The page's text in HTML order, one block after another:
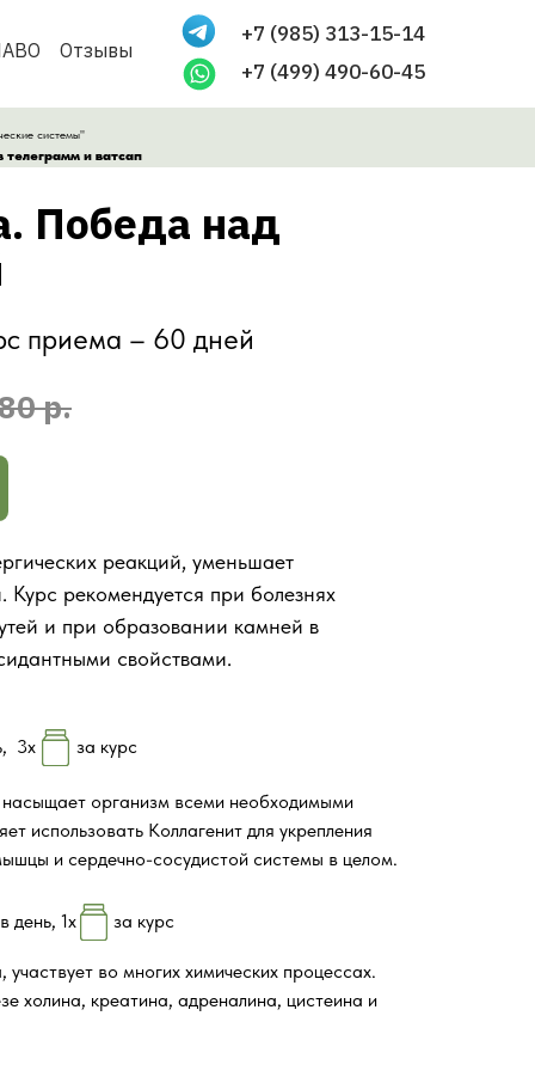
Отзывы
+7 (985) 313-15-14
+7 (499) 490-60-45
и ватсап
системы"
Победа над
приема – 60 дней
реакций, уменьшает
рекомендуется при болезнях
и при образовании камней в
свойствами.
р.
1х за курс
в день,
во многих химических процессах.
холина, креатина, адреналина, цистеина и
3х за курс
насыщает организм всеми необходимыми
использовать Коллагенит для укрепления
и сердечно-сосудистой системы в целом.